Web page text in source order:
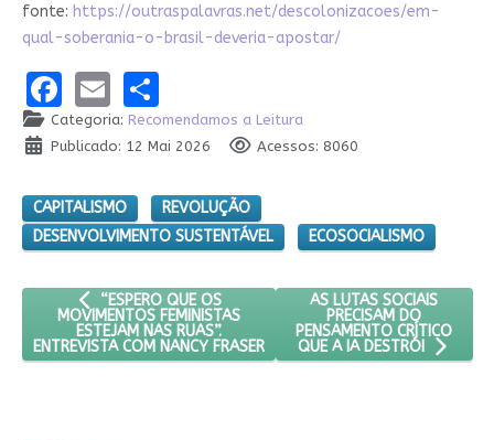
fonte: https://outraspalavras.net/descolonizacoes/em-
qual-soberania-o-brasil-deveria-apostar/
Facebook
EmailShare
Categoria: Recomendamos a Leitura
Publicado: 12 Mai 2026
Acessos: 8060
CAPITALISMO
REVOLUÇÃO
DESENVOLVIMENTO SUSTENTÁVEL
ECOSOCIALISMO
ARTIGO ANTERIOR: “ESPERO QUE OS MOVIMENTOS
“ESPERO QUE OS
MOVIMENTOS FEMINISTAS
ESTEJAM NAS RUAS”.
ENTREVISTA COM NANCY FRASER
PRÓXIMO ARTIGO: AS
AS LUTAS SOCIAIS
PRECISAM DO
PENSAMENTO CRÍTICO
QUE A IA DESTRÓI